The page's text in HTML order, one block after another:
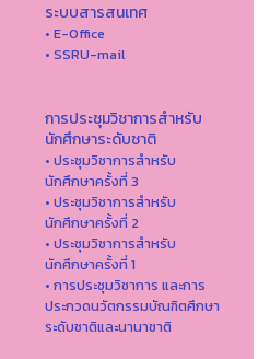
ระบบสารสนเทศ
• E-Office
• SSRU-mail
การประชุมวิชาการสำหรับ
นักศึกษาระดับชาติ
• ประชุมวิชาการสำหรับ
นักศึกษาครั้งที่ 3
• ประชุมวิชาการสำหรับ
นักศึกษาครั้งที่ 2
• ประชุมวิชาการสำหรับ
นักศึกษาครั้งที่ 1
• การประชุมวิชาการ และการ
ประกวดนวัตกรรมบัณฑิตศึกษา
ระดับชาติและนานาชาติ